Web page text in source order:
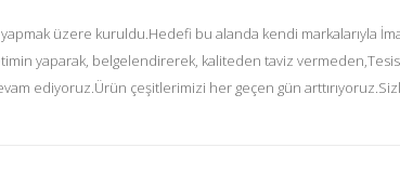
üzere kuruldu.Hedefi bu alanda kendi markalarıyla
yaparak, belgelendirerek, kaliteden taviz
ediyoruz.Ürün çeşitlerimizi her geçen gün